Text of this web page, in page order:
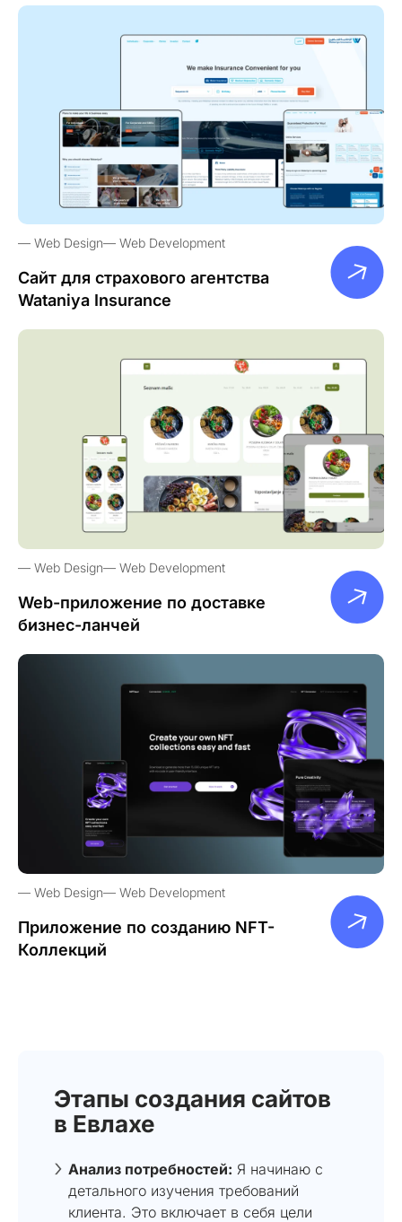
Web Design Web Development
Сайт для страхового агентства
Wataniya Insurance
Web Design Web Development
Web-приложение по доставке
бизнес-ланчей
Web Design Web Development
Приложение по созданию NFT-
Коллекций
Этапы создания сайтов
в Евлахе
Анализ потребностей: Я начинаю с
детального изучения требований
клиента. Это включает в себя цели